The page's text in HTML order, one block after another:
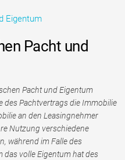
Eigentum
Pacht und
Pacht und Eigentum
des Pachtvertrags die Immobilie
an den Leasingnehmer
Nutzung verschiedene
während im Falle des
das volle Eigentum hat des